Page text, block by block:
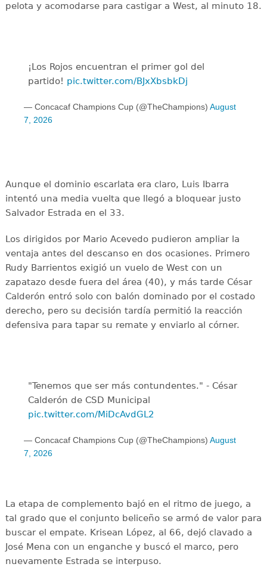
pelota y acomodarse para castigar a West, al minuto 18.
¡Los Rojos encuentran el primer gol del
partido! pic.twitter.com/BJxXbsbkDj
— Concacaf Champions Cup (@TheChampions) August
7, 2026
Aunque el dominio escarlata era claro, Luis Ibarra
intentó una media vuelta que llegó a bloquear justo
Salvador Estrada en el 33.
Los dirigidos por Mario Acevedo pudieron ampliar la
ventaja antes del descanso en dos ocasiones. Primero
Rudy Barrientos exigió un vuelo de West con un
zapatazo desde fuera del área (40), y más tarde César
Calderón entró solo con balón dominado por el costado
derecho, pero su decisión tardía permitió la reacción
defensiva para tapar su remate y enviarlo al córner.
"Tenemos que ser más contundentes." - César
Calderón de CSD Municipal ️
pic.twitter.com/MiDcAvdGL2
— Concacaf Champions Cup (@TheChampions) August
7, 2026
La etapa de complemento bajó en el ritmo de juego, a
tal grado que el conjunto beliceño se armó de valor para
buscar el empate. Krisean López, al 66, dejó clavado a
José Mena con un enganche y buscó el marco, pero
nuevamente Estrada se interpuso.